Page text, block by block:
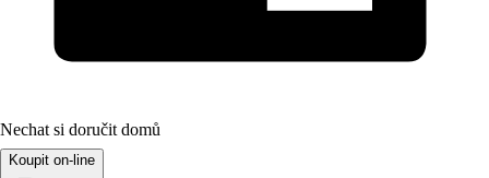
Nechat si doručit domů
Koupit on-line